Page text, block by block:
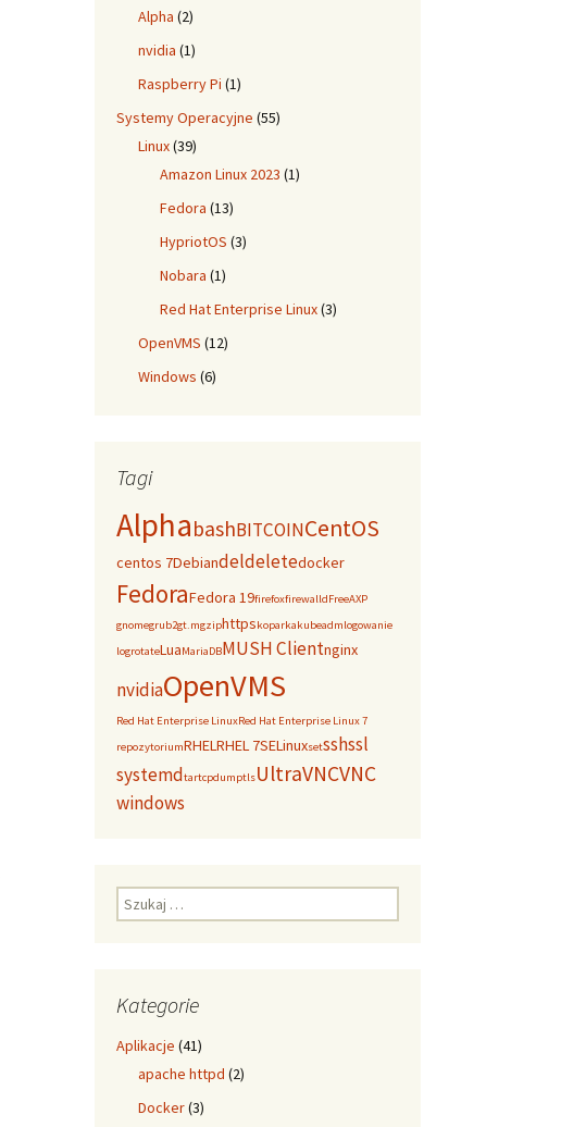
Alpha (2)
nvidia (1)
Raspberry Pi (1)
Systemy Operacyjne (55)
Linux(39)
Amazon Linux 2023 (1)
Fedora (13)
HypriotOS (3)
Nobara (1)
Red Hat Enterprise Linux(3)
OpenVMS (12)
Windows (6)
Tagi
AlphabashBITCOINCentOS
centos 7Debiandeldeletedocker
FedoraFedora 19firefoxfirewalldFreeAXP
gnomegrub2gt.mgziphttpskoparkakubeadmlogowanie
logrotateLuaMariaDBMUSH Clientnginx
nvidiaOpenVMS
Red Hat Enterprise LinuxRed Hat Enterprise Linux 7
repozytoriumRHELRHEL 7SELinuxsetsshssl
systemdtartcpdumptlsUltraVNCVNC
windows
Szukaj:
Kategorie
Aplikacje (41)
apache httpd (2)
Docker(3)